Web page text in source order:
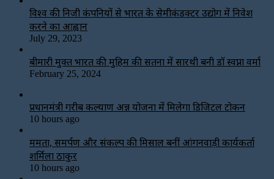
विश्‍व की निजी कंपनियों से भारत के सेमीकंडक्टर उद्योग में निवेश
करने का आह्वान
July 29, 2023
बीमारी मुक्त भारत की मुहिम की सतना में सारथी बनी डाॅ स्वप्ना वर्मा
February 25, 2024
प्रधानमंत्री गरीब कल्याण अन्न योजना में मिलेगा डिजिटल टोकन
10 hours ago
ममता, समर्पण और संकल्प की मिसाल बनीं आंगनवाड़ी कार्यकर्ता
शर्मिला ठाकुर
10 hours ago